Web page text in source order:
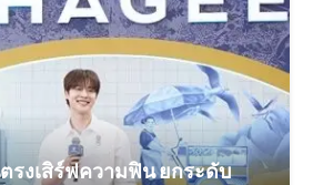
ตรงเสิร์ฟความฟิน ยกระดับ